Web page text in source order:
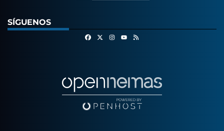
SÍGUENOS
FacebookInstagram